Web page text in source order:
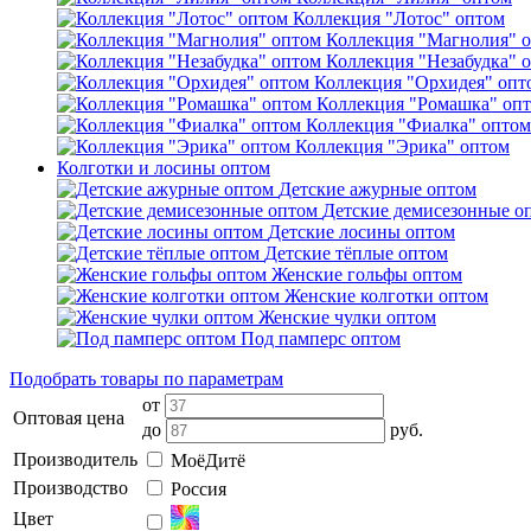
Коллекция "Лотос" оптом
Коллекция "Магнолия"
Коллекция "Незабудка"
Коллекция "Орхидея"
Коллекция "Ромашка"
Коллекция "Фиалка" оптом
Коллекция "Эрика" оптом
Колготки и лосины оптом
Детские ажурные оптом
Детские демисезонные
Детские лосины оптом
Детские тёплые оптом
Женские гольфы оптом
Женские колготки оптом
Женские чулки оптом
Под памперс оптом
Подобрать товары по параметрам
Оптовая цена
от
до
руб.
Производитель
МоёДитё
Производство
Россия
Цвет